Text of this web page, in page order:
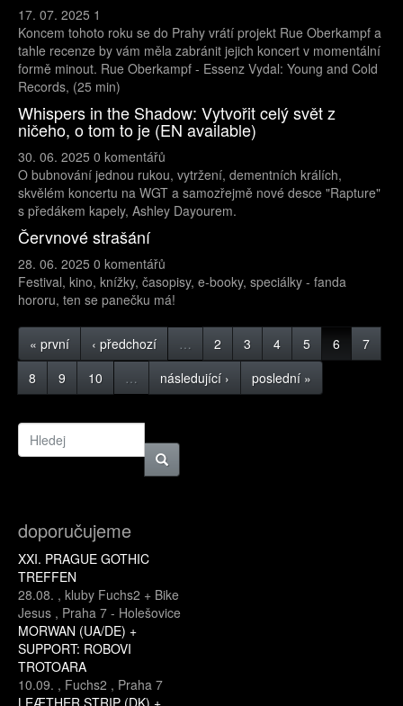
17. 07. 2025 1
Koncem tohoto roku se do Prahy vrátí projekt Rue Oberkampf a
tahle recenze by vám měla zabránit jejich koncert v momentální
formě minout. Rue Oberkampf - Essenz Vydal: Young and Cold
Records, (25 min)
Whispers in the Shadow: Vytvořit celý svět z
ničeho, o tom to je (EN available)
30. 06. 2025 0 komentářů
O bubnování jednou rukou, vytržení, dementních králích,
skvělém koncertu na WGT a samozřejmě nové desce "Rapture"
s předákem kapely, Ashley Dayourem.
Červnové strašání
28. 06. 2025 0 komentářů
Festival, kino, knížky, časopisy, e-booky, speciálky - fanda
hororu, ten se panečku má!
« první ‹ předchozí … 2 3 4 5 6
7
8
9 10 … následující › poslední »
doporučujeme
XXI. PRAGUE GOTHIC
TREFFEN
28.08. , kluby Fuchs2 + Bike
Jesus , Praha 7 - Holešovice
MORWAN (UA/DE) +
SUPPORT: ROBOVI
TROTOARA
10.09. , Fuchs2 , Praha 7
LEÆTHER STRIP (DK) +